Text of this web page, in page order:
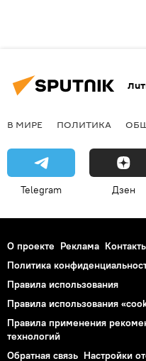
В МИРЕ ПОЛИТИКА
Telegram Дзен
О проекте Реклама
Политика
Правила использования
Правила использования
Правила применения
технологий
Обратная связь Настройки